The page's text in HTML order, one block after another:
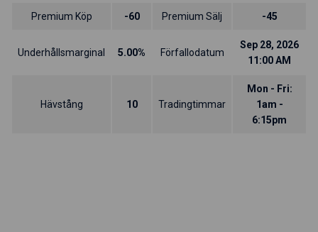
Premium Köp -60 Premium Sälj -45
Underhållsmarginal 5.00% Förfallodatum
Sep 28, 2026
11:00 AM
Hävstång 10 Tradingtimmar
Mon - Fri:
1am -
6:15pm